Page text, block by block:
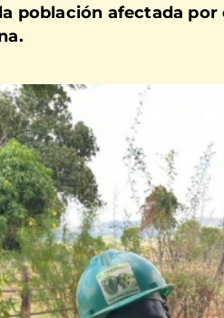
población afectada